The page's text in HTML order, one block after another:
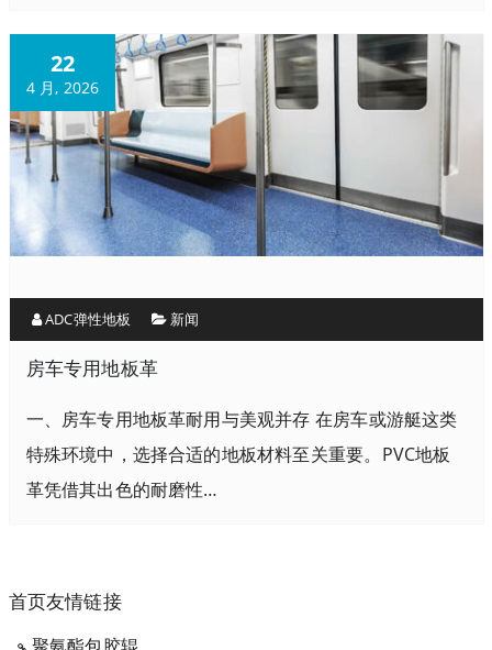
22
4 月, 2026
ADC弹性地板 新闻
房车专用地板革
一、房车专用地板革耐用与美观并存 在房车或游艇这类
特殊环境中，选择合适的地板材料至关重要。PVC地板
革凭借其出色的耐磨性…
首页友情链接